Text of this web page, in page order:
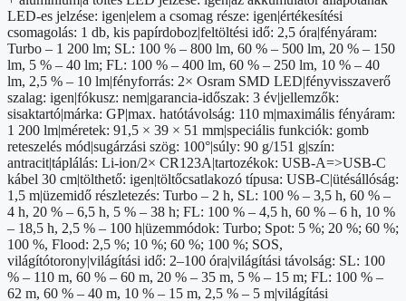
LED-es jelzése: igen|elem a csomag része: igen|értékesítési
csomagolás: 1 db, kis papírdoboz|feltöltési idő: 2,5 óra|fényáram:
Turbo – 1 200 lm; SL: 100 % – 800 lm, 60 % – 500 lm, 20 % – 150
lm, 5 % – 40 lm; FL: 100 % – 400 lm, 60 % – 250 lm, 10 % – 40
lm, 2,5 % – 10 lm|fényforrás: 2× Osram SMD LED|fényvisszaverő
szalag: igen|fókusz: nem|garancia-időszak: 3 év|jellemzők:
sisaktartó|márka: GP|max. hatótávolság: 110 m|maximális fényáram:
1 200 lm|méretek: 91,5 × 39 × 51 mm|speciális funkciók: gomb
reteszelés mód|sugárzási szög: 100°|súly: 90 g/151 g|szín:
antracit|táplálás: Li-ion/2× CR123A|tartozékok: USB-A=>USB-C
kábel 30 cm|tölthető: igen|töltőcsatlakozó típusa: USB-C|ütésállóság:
1,5 m|üzemidő részletezés: Turbo – 2 h, SL: 100 % – 3,5 h, 60 % –
4 h, 20 % – 6,5 h, 5 % – 38 h; FL: 100 % – 4,5 h, 60 % – 6 h, 10 %
– 18,5 h, 2,5 % – 100 h|üzemmódok: Turbo; Spot: 5 %; 20 %; 60 %;
100 %, Flood: 2,5 %; 10 %; 60 %; 100 %; SOS,
világítótorony|világítási idő: 2–100 óra|világítási távolság: SL: 100
% – 110 m, 60 % – 60 m, 20 % – 35 m, 5 % – 15 m; FL: 100 % –
62 m, 60 % – 40 m, 10 % – 15 m, 2,5 % – 5 m|világítási